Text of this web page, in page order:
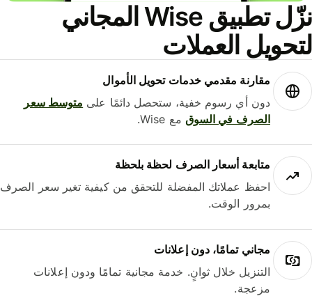
نزّل تطبيق Wise المجاني
العملات
مقارنة مقدمي خدمات تحويل الأموال
دون أي رسوم خفية، ستحصل دائمًا علىمتوسط ​​سعر
الصرف في السوقمع Wise.
متابعة أسعار الصرف لحظة بلحظة
احفظ عملاتك المفضلة للتحقق من كيفية تغير سعر الصرف
بمرور الوقت.
مجاني تمامًا، دون إعلانات
التنزيل خلال ثوانٍ. خدمة مجانية تمامًا ودون إعلانات
مزعجة.